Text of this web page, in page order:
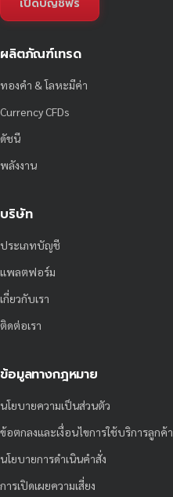
เปิดบัญชีฟรี
ผลิตภัณฑ์เทรด
ทองคำ & โลหะมีค่า
Currency CFDs
ดัชนี
พลังงาน
บริษัท
ประเภทบัญชี
แพลตฟอร์ม
เกี่ยวกับเรา
ติดต่อเรา
ข้อมูลทางกฎหมาย
นโยบายความเป็นส่วนตัว
ข้อตกลงและเงื่อนไขการใช้บริการลูกค้า
นโยบายการดำเนินคำสั่ง
การเปิดเผยความเสี่ยง